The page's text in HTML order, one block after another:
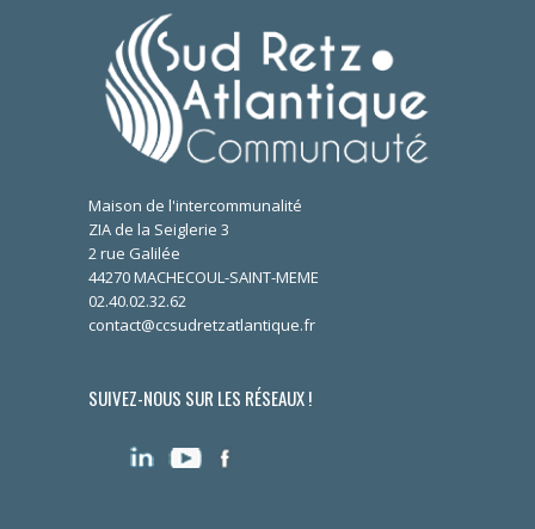
Maison de l'intercommunalité
ZIA de la Seiglerie 3
2 rue Galilée
44270 MACHECOUL-SAINT-MEME
02.40.02.32.62
contact@ccsudretzatlantique.fr
SUIVEZ-NOUS SUR LES RÉSEAUX !